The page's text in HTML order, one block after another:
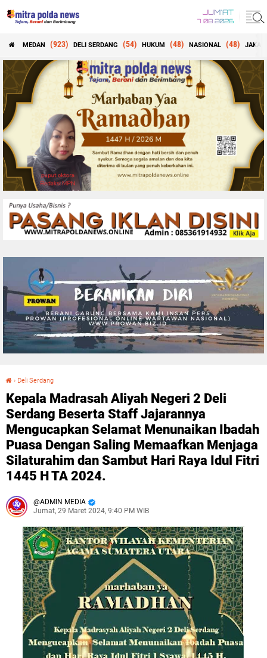
JUM'AT
7 08 2026
MEDAN (923) DELI SERDANG (54) HUKUM (48) NASIONAL (48)
› Deli Serdang
Kepala Madrasah Aliyah Negeri 2 Deli
Serdang Beserta Staff Jajarannya
Mengucapkan Selamat Menunaikan Ibadah
Puasa Dengan Saling Memaafkan Menjaga
Silaturahim dan Sambut Hari Raya Idul Fitri
1445 H TA 2024.
ADMIN MEDIA
Jumat, 29 Maret 2024, 9:40 PM WIB